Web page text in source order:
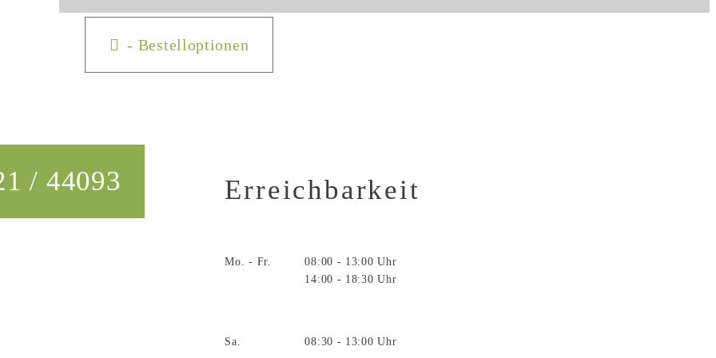
- Bestelloptionen
/ 44093 Erreichbarkeit
Mo. - Fr.
08:00 - 13:00 Uhr
14:00 - 18:30 Uhr
Sa. 08:30 - 13:00 Uhr